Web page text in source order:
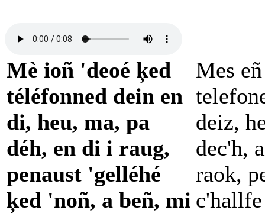
Mè ioñ 'deoé ķed
téléfonned dein en
di, heu, ma, pa
déh, en di i raug,
penaust 'gelléhé
ķed 'noñ, a beñ, mi
Mes
deiz,
dec'h,
raok,